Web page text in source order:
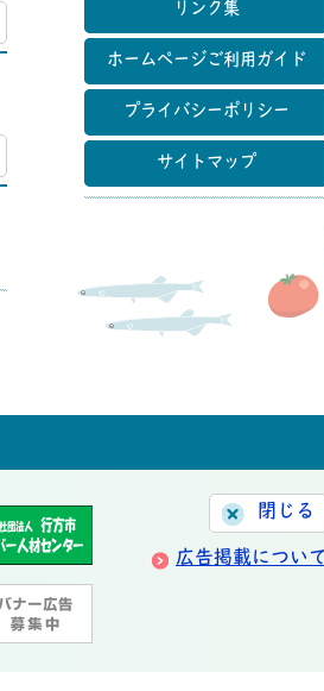
リンク集
ホームページご利用ガイド
プライバシーポリシー
サイトマップ
閉じる
広告掲載について